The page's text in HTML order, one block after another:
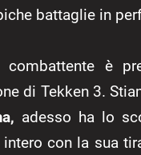
battaglie in
combattente è
di Tekken 3.
adesso ha lo
con la sua